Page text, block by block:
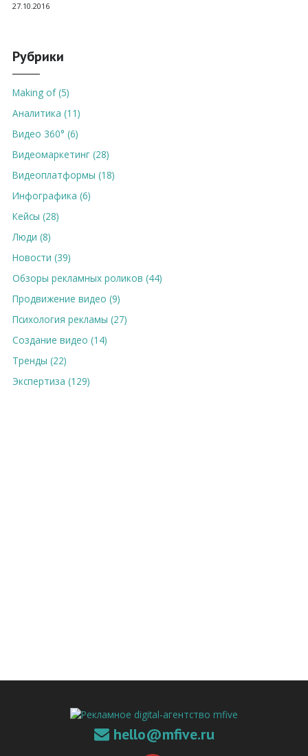
27.10.2016
Рубрики
Making of (5)
Аналитика (11)
Видео 360° (6)
Видеомаркетинг (28)
Видеоплатформы (18)
Инфографика (6)
Кейсы (28)
Люди (8)
Новости (39)
Обзоры рекламных роликов (44)
Продвижение видео (9)
Психология рекламы (27)
Создание видео (14)
Тренды (22)
Экспертиза (129)
hello@mfive.ru